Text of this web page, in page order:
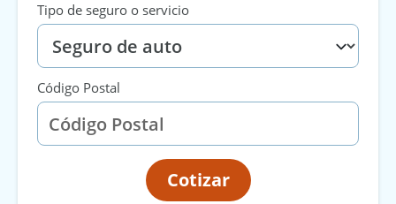
Tipo de seguro o servicio
Código Postal
Cotizar